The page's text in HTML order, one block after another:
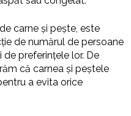
carne și pește, este
de numărul de persoane
preferințele lor. De
că carnea și peștele
a evita orice